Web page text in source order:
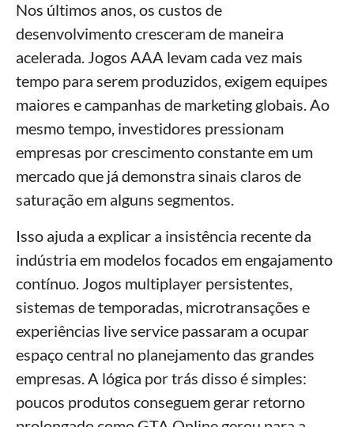
Nos últimos anos, os custos de
desenvolvimento cresceram de maneira
acelerada. Jogos AAA levam cada vez mais
tempo para serem produzidos, exigem equipes
maiores e campanhas de marketing globais. Ao
mesmo tempo, investidores pressionam
empresas por crescimento constante em um
mercado que já demonstra sinais claros de
saturação em alguns segmentos.
Isso ajuda a explicar a insistência recente da
indústria em modelos focados em engajamento
contínuo. Jogos multiplayer persistentes,
sistemas de temporadas, microtransações e
experiências live service passaram a ocupar
espaço central no planejamento das grandes
empresas. A lógica por trás disso é simples:
poucos produtos conseguem gerar retorno